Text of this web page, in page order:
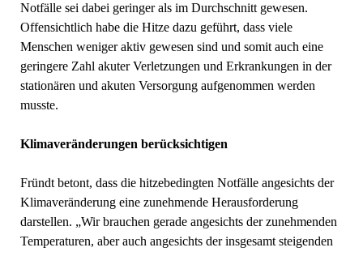
Notfälle sei dabei geringer als im Durchschnitt gewesen.
Offensichtlich habe die Hitze dazu geführt, dass viele
Menschen weniger aktiv gewesen sind und somit auch eine
geringere Zahl akuter Verletzungen und Erkrankungen in der
stationären und akuten Versorgung aufgenommen werden
musste.
Klimaveränderungen berücksichtigen
Fründt betont, dass die hitzebedingten Notfälle angesichts der
Klimaveränderung eine zunehmende Herausforderung
darstellen. „Wir brauchen gerade angesichts der zunehmenden
Temperaturen, aber auch angesichts der insgesamt steigenden